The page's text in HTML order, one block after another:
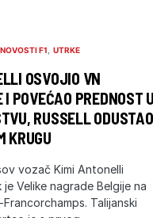
NOVOSTI F1 UTRKE
OSVOJIO VN
POVEĆAO PREDNOST U
RUSSELL ODUSTAO
KRUGU
vozač Kimi Antonelli
Velike nagrade Belgije na
Talijanski